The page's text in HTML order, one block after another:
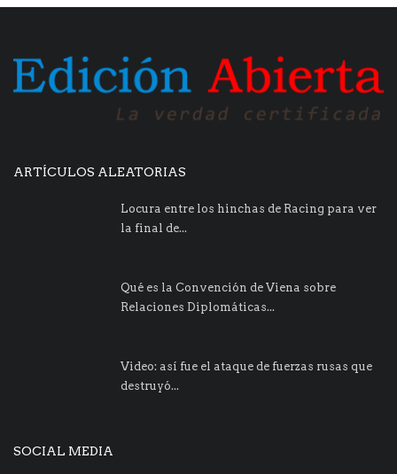
ARTÍCULOS ALEATORIAS
Locura entre los hinchas de Racing para ver
la final de...
Qué es la Convención de Viena sobre
Relaciones Diplomáticas...
Video: así fue el ataque de fuerzas rusas que
destruyó...
SOCIAL MEDIA